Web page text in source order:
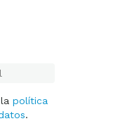
política
.